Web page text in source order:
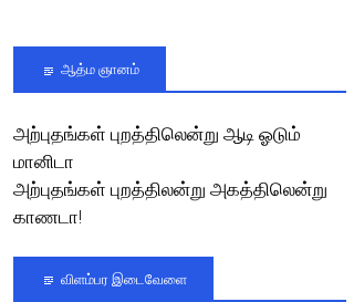
ஆத்ம ஞானம்
அற்புதங்கள் புறத்திலென்று ஆடி ஓடும்
மானிடா
அற்புதங்கள் புறத்திலன்று அகத்திலென்று
காணடா!
விளம்பர இடைவேளை